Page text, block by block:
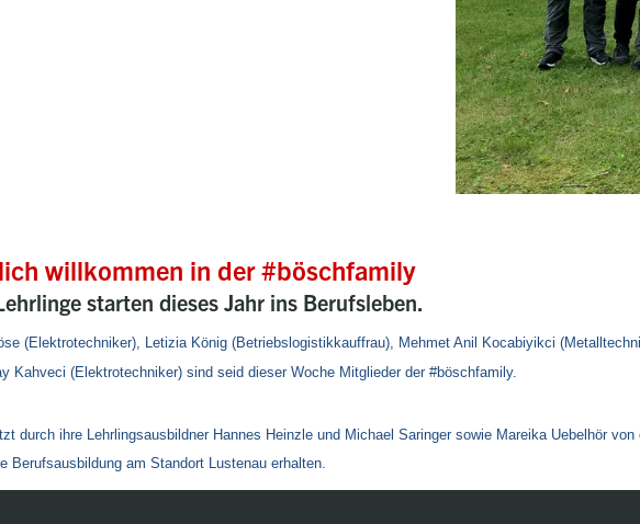
willkommen in der #böschfamily
starten dieses Jahr ins Berufsleben.
(Elektrotechniker), Letizia König (Betriebslogistikkauffrau), Mehmet Anil Kocabiyikci
Kahveci (Elektrotechniker) sind seid dieser Woche Mitglieder der #böschfamily.
durch ihre Lehrlingsausbildner Hannes Heinzle und Michael Saringer sowie Mareika Uebelhör
Berufsausbildung am Standort Lustenau erhalten.